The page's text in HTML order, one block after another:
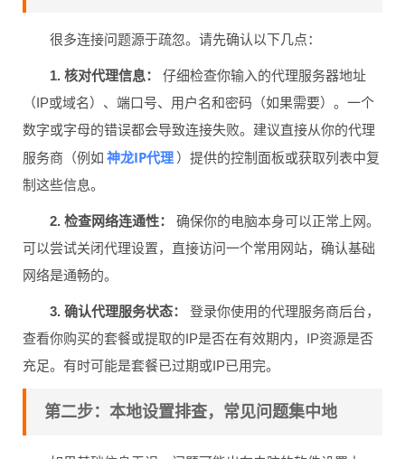
很多连接问题源于疏忽。请先确认以下几点：
1. 核对代理信息：
仔细检查你输入的代理服务器地址
（IP或域名）、端口号、用户名和密码（如果需要）。一个
数字或字母的错误都会导致连接失败。建议直接从你的代理
服务商（例如 神龙IP代理 ）提供的控制面板或获取列表中复
制这些信息。
2. 检查网络连通性：
确保你的电脑本身可以正常上网。
可以尝试关闭代理设置，直接访问一个常用网站，确认基础
网络是通畅的。
3. 确认代理服务状态：
登录你使用的代理服务商后台，
查看你购买的套餐或提取的IP是否在有效期内，IP资源是否
充足。有时可能是套餐已过期或IP已用完。
第二步：本地设置排查，常见问题集中地